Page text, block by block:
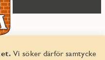
Vi söker därför samtycke
2026